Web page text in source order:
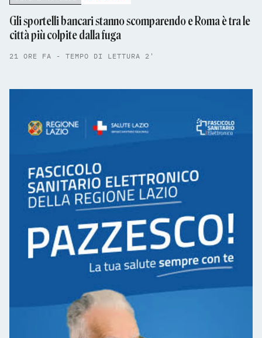
Gli sportelli bancari stanno scomparendo e Roma è tra le
città più colpite dalla fuga
21 ORE FA - TEMPO DI LETTURA 2'